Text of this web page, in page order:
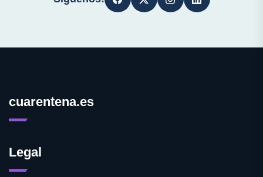
cuarentena.es
Legal